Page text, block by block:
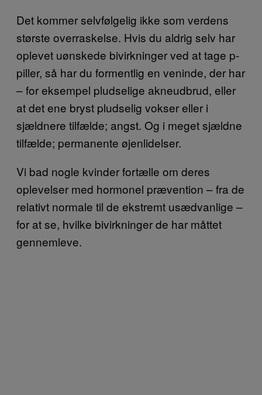
Det kommer selvfølgelig ikke som verdens
største overraskelse. Hvis du aldrig selv har
oplevet uønskede bivirkninger ved at tage p-
piller, så har du formentlig en veninde, der har
– for eksempel pludselige akneudbrud, eller
at det ene bryst pludselig vokser eller i
sjældnere tilfælde; angst. Og i meget sjældne
tilfælde; permanente øjenlidelser.
Vi bad nogle kvinder fortælle om deres
oplevelser med hormonel prævention – fra de
relativt normale til de ekstremt usædvanlige –
for at se, hvilke bivirkninger de har måttet
gennemleve.